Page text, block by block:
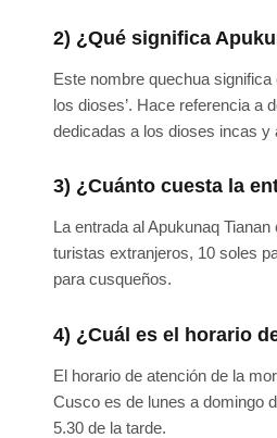
2) ¿Qué significa
Este nombre quechua significa
los dioses’. Hace referencia a
dedicadas a los dioses incas y
3) ¿Cuánto cuesta la
La entrada al Apukunaq
turistas extranjeros, 10 soles
para cusqueños.
4) ¿Cuál es el horario
El horario de atención de la
Cusco es de lunes a domingo
5.30 de la tarde.